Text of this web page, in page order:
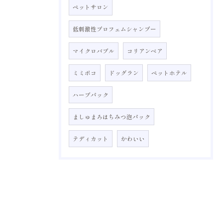
ペットサロン
低刺激性プロフェムシャンプー
マイクロバブル コリアンベア
ミミポコ ドッグラン ペットホテル
ハーブパック
ましゅまろはちみつ泡パック
テディカット かわいい